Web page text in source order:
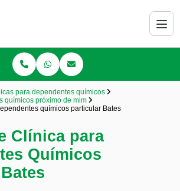
para dependentes químicos
químicos próximo de mim
químicos particular Bates
Clínica para
Químicos